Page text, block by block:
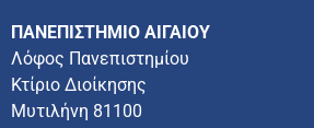
ΠΑΝΕΠΙΣΤΗΜΙΟ ΑΙΓΑΙΟΥ
Λόφος Πανεπιστημίου
Κτίριο Διοίκησης
Μυτιλήνη 81100